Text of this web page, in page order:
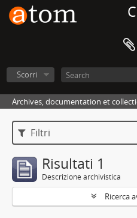
Scorri
Archives, documentation et
Filtri
Risultati 1
Descrizione archivistica
Ricerca